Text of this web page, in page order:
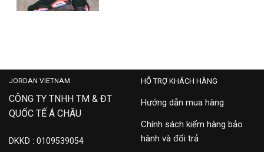
JORDAN VIETNAM
CÔNG TY TNHH TM & ĐT
QUỐC TẾ Á CHÂU
DKKD : 0109539054
HỖ TRỢ KHÁCH HÀNG
Hướng dẫn mua hàng
Chính sách kiểm hàng bảo
hành và đổi trả